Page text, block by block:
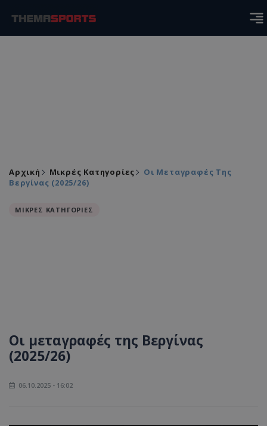
Αρχική Μικρές Κατηγορίες
Οι Μεταγραφές Της
Βεργίνας (2025/26)
ΜΙΚΡΕΣ ΚΑΤΗΓΟΡΙΕΣ
Οι μεταγραφές της Βεργίνας
(2025/26)
06.10.2025 - 16:02